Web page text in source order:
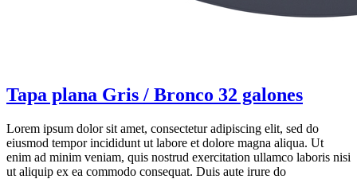
Tapa plana Gris / Bronco 32 galones
Lorem ipsum dolor sit amet, consectetur adipiscing elit, sed do
eiusmod tempor incididunt ut labore et dolore magna aliqua. Ut
enim ad minim veniam, quis nostrud exercitation ullamco laboris nisi
ut aliquip ex ea commodo consequat. Duis aute irure do